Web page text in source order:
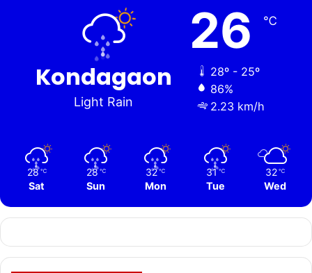
Kondagaon
Light Rain
26 ℃
28º - 25º
86%
2.23 km/h
28 ℃
Sat
28 ℃
Sun
32 ℃
Mon
31 ℃
Tue
32 ℃
Wed